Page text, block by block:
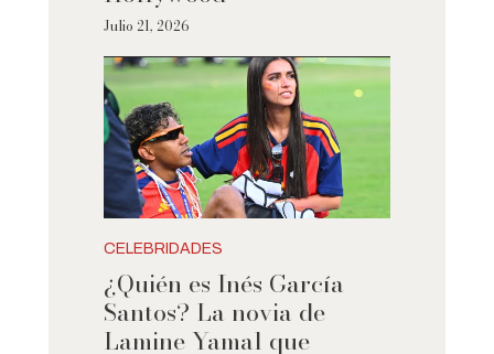
Julio 21, 2026
CELEBRIDADES
¿Quién es Inés García
Santos? La novia de
Lamine Yamal que